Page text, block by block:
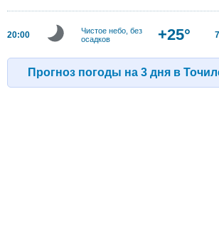
20:00
Чистое небо, без
осадков
+25°
Прогноз погоды на 3 дня в